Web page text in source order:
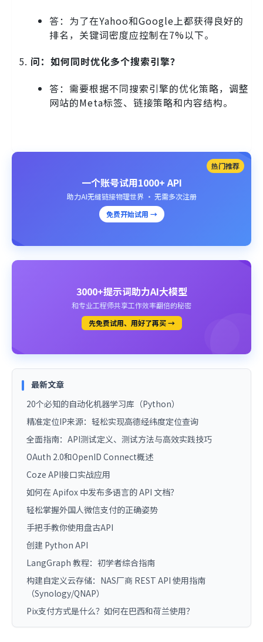
答：为了在Yahoo和Google上都获得良好的
排名，关键词密度应控制在7%以下。
问：如何同时优化多个搜索引擎？
答：需要根据不同搜索引擎的优化策略，调整
网站的Meta标签、链接策略和内容结构。
热门推荐
一个账号试用1000+ API
助力AI无缝链接物理世界 · 无需多次注册
免费开始试用 →
3000+提示词助力AI大模型
和专业工程师共享工作效率翻倍的秘密
先免费试用、用好了再买 →
最新文章
20个必知的自动化机器学习库（Python）
精准定位IP来源：轻松实现高德经纬度定位查询
全面指南：API测试定义、测试方法与高效实践技巧
OAuth 2.0和OpenID Connect概述
Coze API接口实战应用
如何在 Apifox 中发布多语言的 API 文档？
轻松掌握外国人微信支付的正确姿势
手把手教你使用盘古API
创建 Python API
LangGraph 教程：初学者综合指南
构建自定义云存储：NAS厂商 REST API 使用指南
（Synology/QNAP）
Pix支付方式是什么？如何在巴西和荷兰使用？